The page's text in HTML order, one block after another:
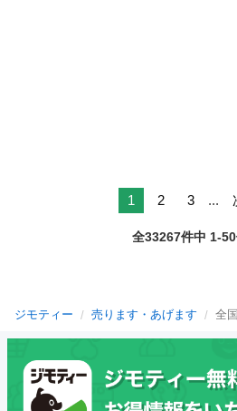
1 2 3 ...
全33267件中 1-
ジモティー 売ります・あげます 全